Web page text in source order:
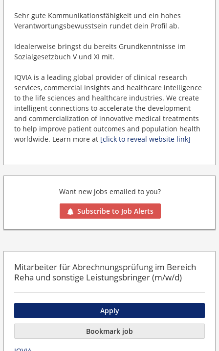
Sehr gute Kommunikationsfähigkeit und ein hohes
Verantwortungsbewusstsein rundet dein Profil ab.
Idealerweise bringst du bereits Grundkenntnisse im
Sozialgesetzbuch V und XI mit.
IQVIA is a leading global provider of clinical research
services, commercial insights and healthcare intelligence
to the life sciences and healthcare industries. We create
intelligent connections to accelerate the development
and commercialization of innovative medical treatments
to help improve patient outcomes and population health
worldwide. Learn more at [click to reveal website link]
Want new jobs emailed to you?
Subscribe to Job Alerts
Mitarbeiter für Abrechnungsprüfung im Bereich
Reha und sonstige Leistungsbringer (m/w/d)
Apply
Bookmark job